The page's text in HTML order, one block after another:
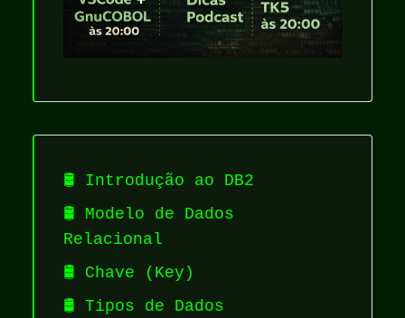
🛢️ Introdução ao DB2
🛢️ Modelo de Dados
Relacional
🛢️ Chave (Key)
🛢️ Tipos de Dados